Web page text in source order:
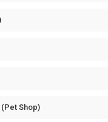
Shop)